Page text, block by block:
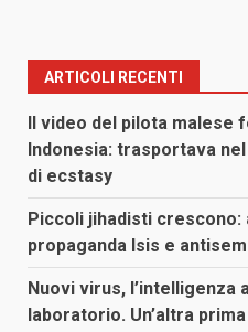
ARTICOLI RECENTI
Il video del pilota malese
Indonesia: trasportava
di ecstasy
Piccoli jihadisti
propaganda Isis e
Nuovi virus,
laboratorio. Un’altra